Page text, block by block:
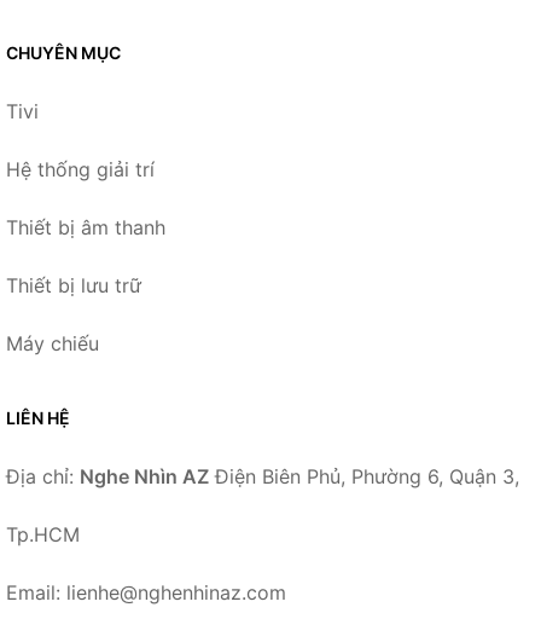
CHUYÊN MỤC
Tivi
Hệ thống giải trí
Thiết bị âm thanh
Thiết bị lưu trữ
Máy chiếu
LIÊN HỆ
Địa chỉ: Nghe Nhìn AZ Điện Biên Phủ, Phường 6, Quận 3,
Tp.HCM
Email: lienhe@nghenhinaz.com